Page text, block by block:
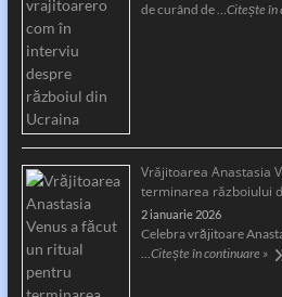
de curând de …Citește în
Vrăjitoarea Anastasia
terminarea războiului
2 ianuarie 2026
Celebra vrăjitoare
…Citește în continuare »